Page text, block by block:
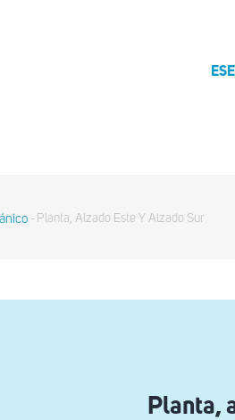
- Planta, Alzado Este Y Alzado Sur
Planta,